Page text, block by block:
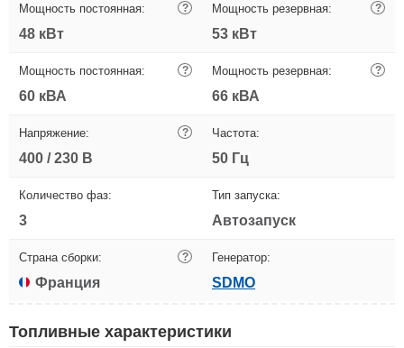
Мощность постоянная: ?
48 кВт
Мощность резервная: ?
53 кВт
Мощность постоянная: ?
60 кВА
Мощность резервная: ?
66 кВА
Напряжение: ?
400 / 230 В
Частота:
50 Гц
Количество фаз:
3
Тип запуска:
Автозапуск
Страна сборки: ?
Франция
Генератор:
SDMO
Топливные характеристики